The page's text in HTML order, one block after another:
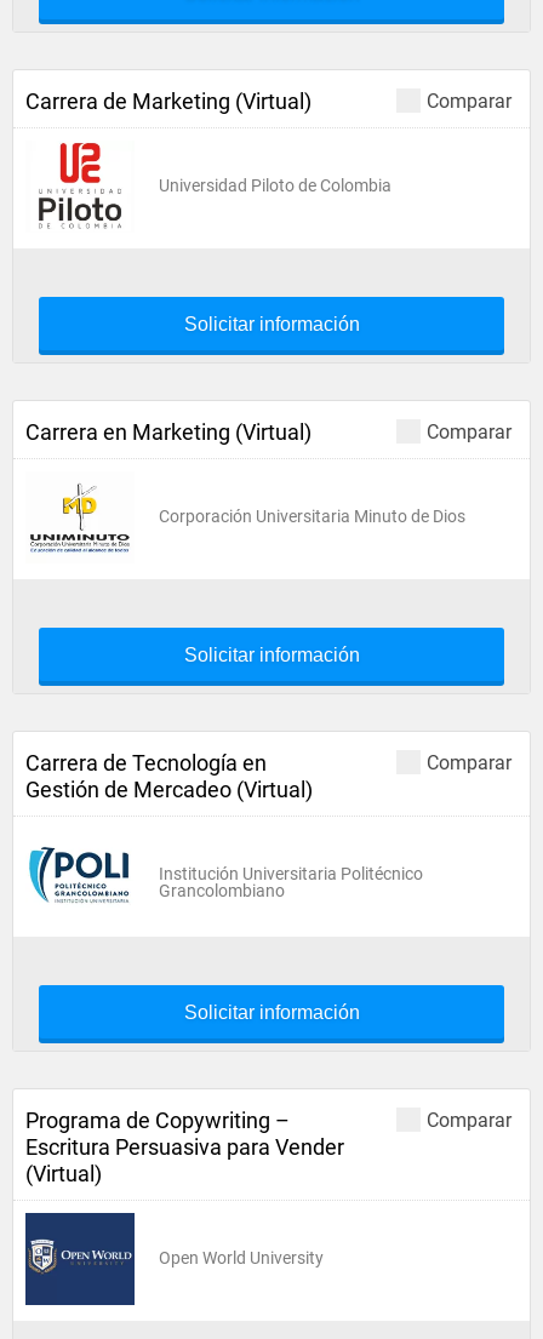
Comparar
Carrera de Marketing (Virtual)
Universidad Piloto de Colombia
Solicitar información
Comparar
Carrera en Marketing (Virtual)
Corporación Universitaria Minuto de Dios
Solicitar información
Comparar
Carrera de Tecnología en
Gestión de Mercadeo (Virtual)
Institución Universitaria Politécnico
Grancolombiano
Solicitar información
Comparar
Programa de Copywriting –
Escritura Persuasiva para Vender
(Virtual)
Open World University